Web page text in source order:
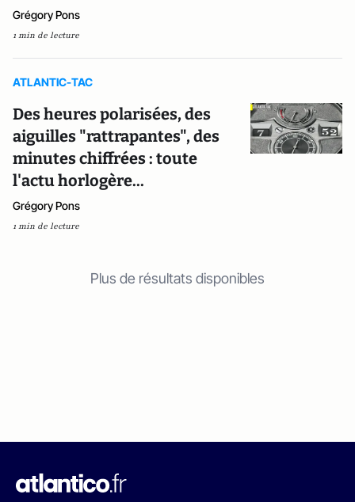
Grégory Pons
1 min de lecture
ATLANTIC-TAC
Des heures polarisées, des
aiguilles "rattrapantes", des
minutes chiffrées : toute
l'actu horlogère...
Grégory Pons
1 min de lecture
Plus de résultats disponibles